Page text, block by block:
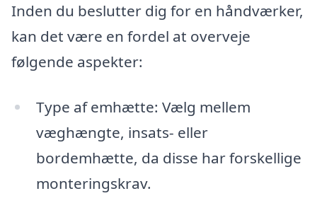
Inden du beslutter dig for en håndværker,
kan det være en fordel at overveje
følgende aspekter:
Type af emhætte: Vælg mellem
væghængte, insats- eller
bordemhætte, da disse har forskellige
monteringskrav.